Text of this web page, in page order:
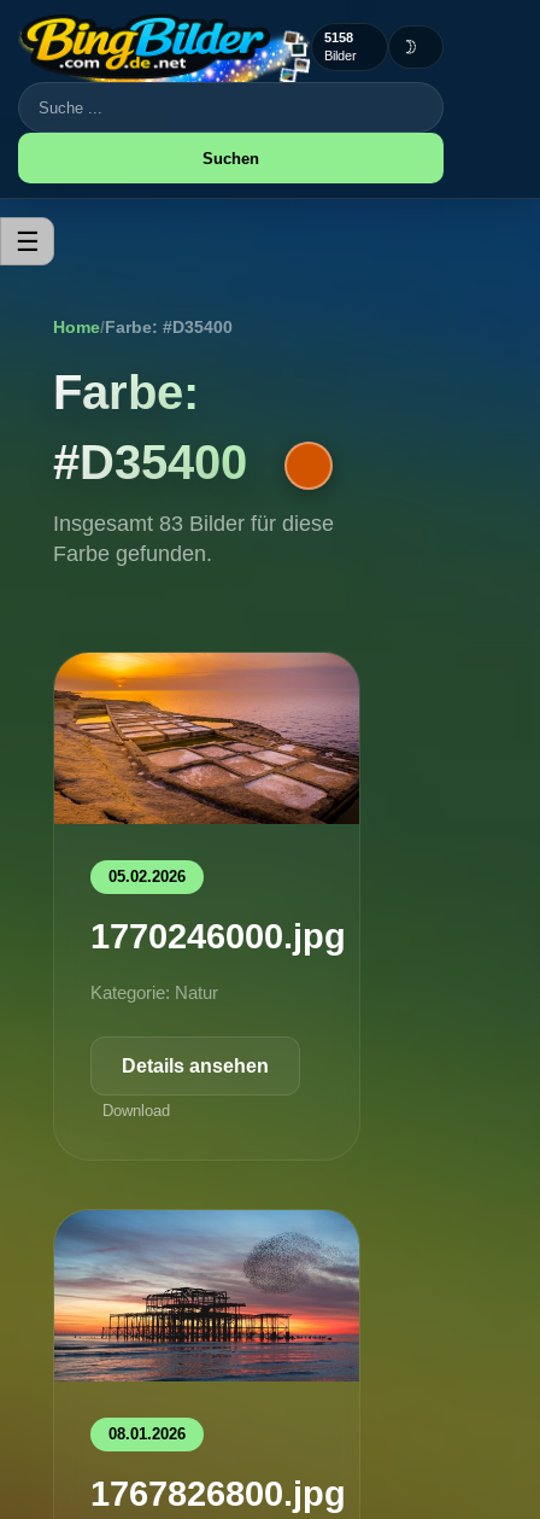
☰
5158
Bilder
🌙
Suchen
Home/Farbe: #D35400
Farbe:
#D35400
Insgesamt 83 Bilder für diese
Farbe gefunden.
05.02.2026
1770246000.jpg
Kategorie: Natur
Details ansehen
Download
08.01.2026
1767826800.jpg